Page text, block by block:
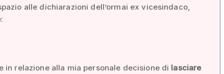
alle dichiarazioni dell’ormai ex vicesindaco,
in relazione alla mia personale decisione di lasciare